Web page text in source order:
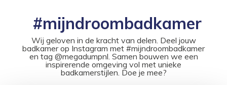
#mijndroombadkamer
Wij geloven in de kracht van delen. Deel jouw
badkamer op Instagram met #mijndroombadkamer
en tag @megadumpnl. Samen bouwen we een
inspirerende omgeving vol met unieke
badkamerstijlen. Doe je mee?